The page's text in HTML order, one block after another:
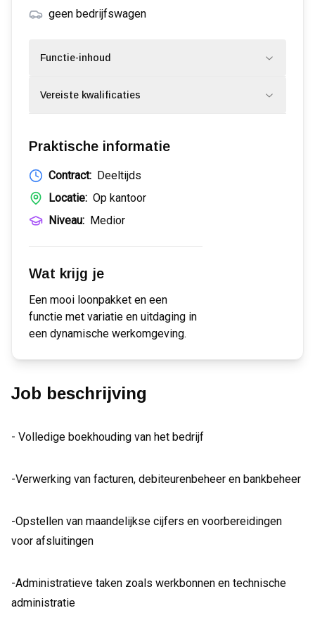
geen bedrijfswagen
Functie-inhoud
Vereiste kwalificaties
Praktische informatie
Contract: Deeltijds
Locatie: Op kantoor
Niveau: Medior
Wat krijg je
Een mooi loonpakket en een
functie met variatie en uitdaging in
een dynamische werkomgeving.
Job beschrijving
- Volledige boekhouding van het bedrijf
-Verwerking van facturen, debiteurenbeheer en bankbeheer
-Opstellen van maandelijkse cijfers en voorbereidingen
voor afsluitingen
-Administratieve taken zoals werkbonnen en technische
administratie